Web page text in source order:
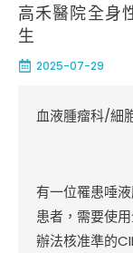
高禾醫院全身
生
2025-07-29
血液腫瘤科/細
有一位罹患唾
患者，需要使
辦法核准準的